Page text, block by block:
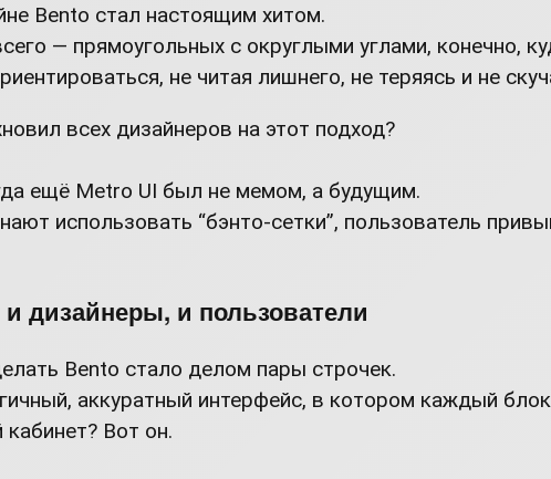
Bento стал настоящим хитом.
— прямоугольных с округлыми углами, конечно,
не читая лишнего, не теряясь и не
всех дизайнеров на этот подход?
ещё Metro UI был не мемом, а будущим.
использовать “бэнто-сетки”, пользователь
дизайнеры, и пользователи
Bento стало делом пары строчек.
аккуратный интерфейс, в котором каждый
Вот он.